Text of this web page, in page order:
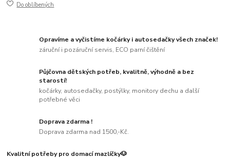
Do oblíbených
Opravíme a vyčistíme kočárky i autosedačky všech značek!
záruční i pozáruční servis, ECO parní čištění
Půjčovna dětských potřeb, kvalitně, výhodně a bez
starostí!
kočárky, autosedačky, postýlky, monitory dechu a další
potřebné věci
Doprava zdarma !
Doprava zdarma nad 1500,-Kč.
Kvalitní potřeby pro domací mazlíčky🐶